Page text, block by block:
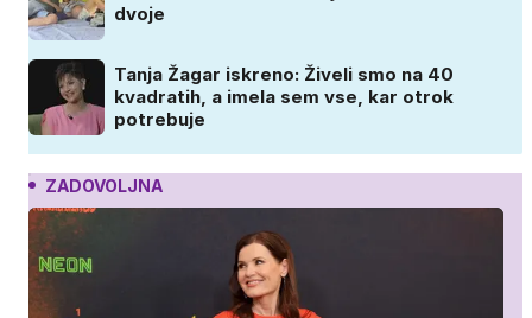
dvoje
Tanja Žagar iskreno: Živeli smo na 40
kvadratih, a imela sem vse, kar otrok
potrebuje
ZADOVOLJNA